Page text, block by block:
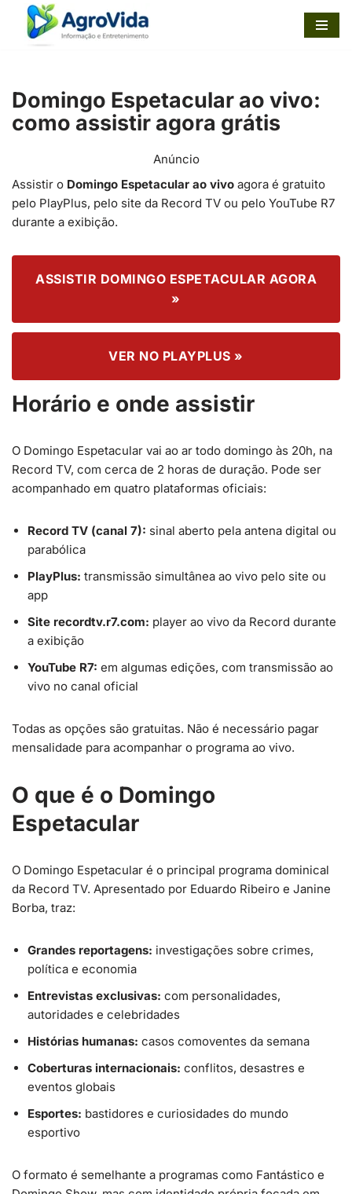
Pular
conteúdo
Domingo Espetacular ao vivo:
como assistir agora grátis
Anúncio
Assistir o Domingo Espetacular ao vivo agora é gratuito
pelo PlayPlus, pelo site da Record TV ou pelo YouTube R7
durante a exibição.
ASSISTIR DOMINGO ESPETACULAR AGORA
»
VER NO PLAYPLUS »
Horário e onde assistir
O Domingo Espetacular vai ao ar todo domingo às 20h, na
Record TV, com cerca de 2 horas de duração. Pode ser
acompanhado em quatro plataformas oficiais:
Record TV (canal 7): sinal aberto pela antena digital ou
parabólica
PlayPlus: transmissão simultânea ao vivo pelo site ou
app
Site recordtv.r7.com: player ao vivo da Record durante
a exibição
YouTube R7: em algumas edições, com transmissão ao
vivo no canal oficial
Todas as opções são gratuitas. Não é necessário pagar
mensalidade para acompanhar o programa ao vivo.
O que é o Domingo
Espetacular
O Domingo Espetacular é o principal programa dominical
da Record TV. Apresentado por Eduardo Ribeiro e Janine
Borba, traz:
Grandes reportagens: investigações sobre crimes,
política e economia
Entrevistas exclusivas: com personalidades,
autoridades e celebridades
Histórias humanas: casos comoventes da semana
Coberturas internacionais: conflitos, desastres e
eventos globais
Esportes: bastidores e curiosidades do mundo
esportivo
O formato é semelhante a programas como Fantástico e